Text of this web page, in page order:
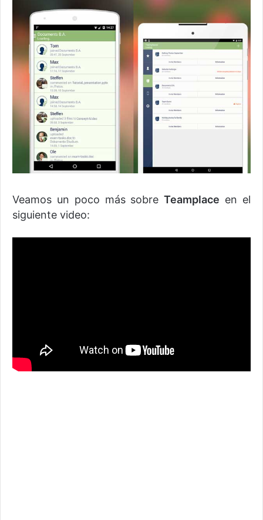
Veamos un poco más sobreTeamplace en el
siguiente video: